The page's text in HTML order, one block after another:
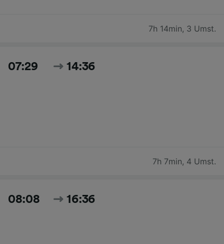
7h 14min, 3 Umst.
07:29 14:36
7h 7min, 4 Umst.
08:08 16:36